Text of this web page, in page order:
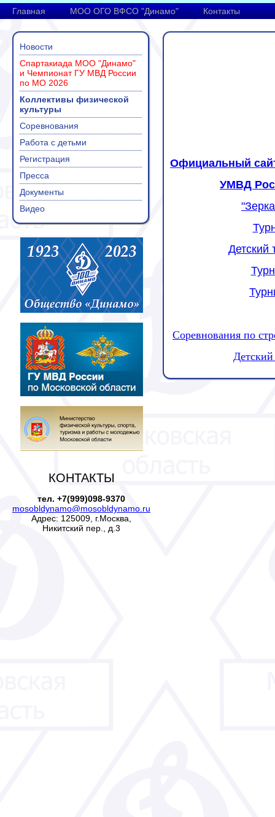
Главная МОО ОГО ВФСО "Динамо" Контакты
Новости
Спартакиада МОО "Динамо"
и Чемпионат ГУ МВД России
по МО 2026
Коллективы физической
культуры
Соревнования
Работа с детьми
Регистрация
Пресса
Документы
Видео
КОНТАКТЫ
тел. +7(999)098-9370
mosobldynamo@mosobldynamo.ru
Адрес: 125009, г.Москва,
Никитский пер., д.3
Официальный
УМВД
Детский
Соревнования по